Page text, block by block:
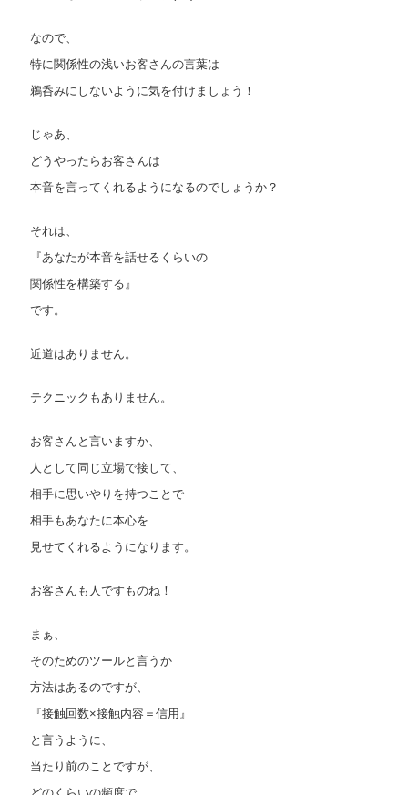
なので、
特に関係性の浅いお客さんの言葉は
鵜呑みにしないように気を付けましょう！
じゃあ、
どうやったらお客さんは
本音を言ってくれるようになるのでしょうか？
それは、
『あなたが本音を話せるくらいの
関係性を構築する』
です。
近道はありません。
テクニックもありません。
お客さんと言いますか、
人として同じ立場で接して、
相手に思いやりを持つことで
相手もあなたに本心を
見せてくれるようになります。
お客さんも人ですものね！
まぁ、
そのためのツールと言うか
方法はあるのですが、
『接触回数×接触内容＝信用』
と言うように、
当たり前のことですが、